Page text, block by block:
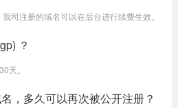
司注册的域名可以在后台进行续费生效。
？
天。
，多久可以再次被公开注册？